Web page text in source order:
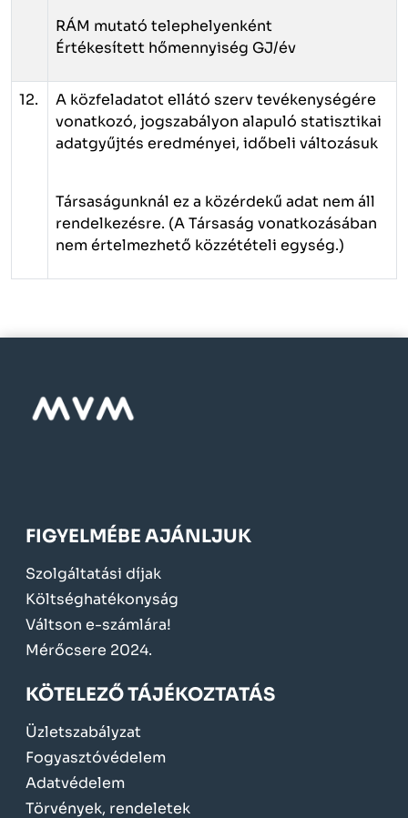
RÁM mutató telephelyenként
Értékesített hőmennyiség GJ/év
12.
A közfeladatot ellátó szerv tevékenységére
vonatkozó, jogszabályon alapuló statisztikai
adatgyűjtés eredményei, időbeli változásuk
Társaságunknál ez a közérdekű adat nem áll
rendelkezésre. (A Társaság vonatkozásában
nem értelmezhető közzétételi egység.)
FIGYELMÉBE AJÁNLJUK
Szolgáltatási díjak
Költséghatékonyság
Váltson e-számlára!
Mérőcsere 2024.
KÖTELEZŐ TÁJÉKOZTATÁS
Üzletszabályzat
Fogyasztóvédelem
Adatvédelem
Törvények, rendeletek